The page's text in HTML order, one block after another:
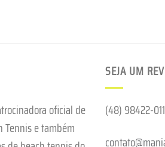
oficial de
Tennis e também
SEJA UM
(48) 98422-